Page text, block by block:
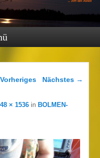
NavigationNächstes →
× 1536in BOLMEN-